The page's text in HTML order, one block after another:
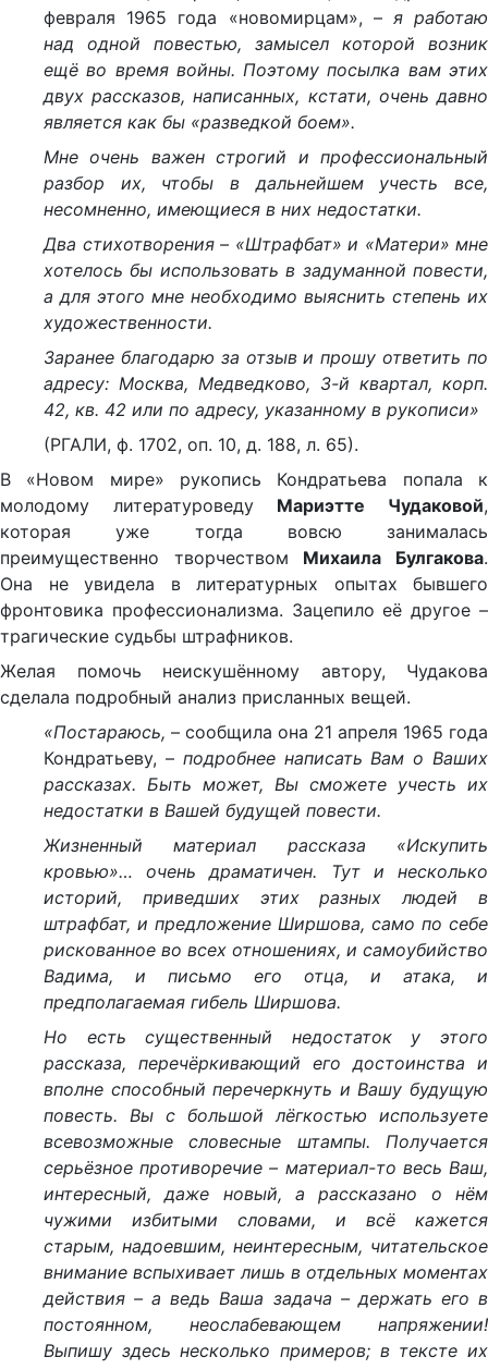
февраля 1965 года «новомирцам», –я работаю
над одной повестью, замысел которой возник
ещё во время войны. Поэтому посылка вам этих
двух рассказов, написанных, кстати, очень давно
является как бы «разведкой боем».
Мне очень важен строгий и профессиональный
разбор их, чтобы в дальнейшем учесть все,
несомненно, имеющиеся в них недостатки.
Два стихотворения – «Штрафбат» и «Матери» мне
хотелось бы использовать в задуманной повести,
а для этого мне необходимо выяснить степень их
художественности.
Заранее благодарю за отзыв и прошу ответить по
адресу: Москва, Медведково, 3-й квартал, корп.
42, кв. 42 или по адресу, указанному в рукописи»
(РГАЛИ, ф. 1702, оп. 10, д. 188, л. 65).
В «Новом мире» рукопись Кондратьева попала к
молодому литературоведу Мариэтте Чудаковой,
которая уже тогда вовсю занималась
преимущественно творчеством Михаила Булгакова.
Она не увидела в литературных опытах бывшего
фронтовика профессионализма. Зацепило её другое –
трагические судьбы штрафников.
Желая помочь неискушённому автору, Чудакова
сделала подробный анализ присланных вещей.
«Постараюсь, – сообщила она 21 апреля 1965 года
Кондратьеву, – подробнее написать Вам о Ваших
рассказах. Быть может, Вы сможете учесть их
недостатки в Вашей будущей повести.
Жизненный материал рассказа «Искупить
кровью»… очень драматичен. Тут и несколько
историй, приведших этих разных людей в
штрафбат, и предложение Ширшова, само по себе
рискованное во всех отношениях, и самоубийство
Вадима, и письмо его отца, и атака, и
предполагаемая гибель Ширшова.
Но есть существенный недостаток у этого
рассказа, перечёркивающий его достоинства и
вполне способный перечеркнуть и Вашу будущую
повесть. Вы с большой лёгкостью используете
всевозможные словесные штампы. Получается
серьёзное противоречие – материал-то весь Ваш,
интересный, даже новый, а рассказано о нём
чужими избитыми словами, и всё кажется
старым, надоевшим, неинтересным, читательское
внимание вспыхивает лишь в отдельных моментах
действия – а ведь Ваша задача – держать его в
постоянном, неослабевающем напряжении!
Выпишу здесь несколько примеров; в тексте их